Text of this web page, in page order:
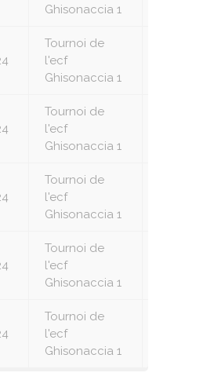
Ghisonaccia 1
Tournoi de
l'ecf
Ghisonaccia 1
Tournoi de
l'ecf
Ghisonaccia 1
Tournoi de
l'ecf
Ghisonaccia 1
Tournoi de
l'ecf
Ghisonaccia 1
Tournoi de
l'ecf
Ghisonaccia 1